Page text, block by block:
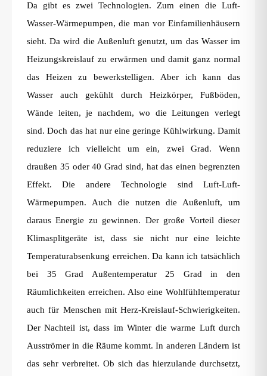
Da gibt es zwei Technologien. Zum einen die Luft-
Wasser-Wärmepumpen, die man vor Einfamilienhäusern
sieht. Da wird die Außenluft genutzt, um das Wasser im
Heizungskreislauf zu erwärmen und damit ganz normal
das Heizen zu bewerkstelligen. Aber ich kann das
Wasser auch gekühlt durch Heizkörper, Fußböden,
Wände leiten, je nachdem, wo die Leitungen verlegt
sind. Doch das hat nur eine geringe Kühlwirkung. Damit
reduziere ich vielleicht um ein, zwei Grad. Wenn
draußen 35 oder 40 Grad sind, hat das einen begrenzten
Effekt. Die andere Technologie sind Luft-Luft-
Wärmepumpen. Auch die nutzen die Außenluft, um
daraus Energie zu gewinnen. Der große Vorteil dieser
Klimasplitgeräte ist, dass sie nicht nur eine leichte
Temperaturabsenkung erreichen. Da kann ich tatsächlich
bei 35 Grad Außentemperatur 25 Grad in den
Räumlichkeiten erreichen. Also eine Wohlfühltemperatur
auch für Menschen mit Herz-Kreislauf-Schwierigkeiten.
Der Nachteil ist, dass im Winter die warme Luft durch
Ausströmer in die Räume kommt. In anderen Ländern ist
das sehr verbreitet. Ob sich das hierzulande durchsetzt,